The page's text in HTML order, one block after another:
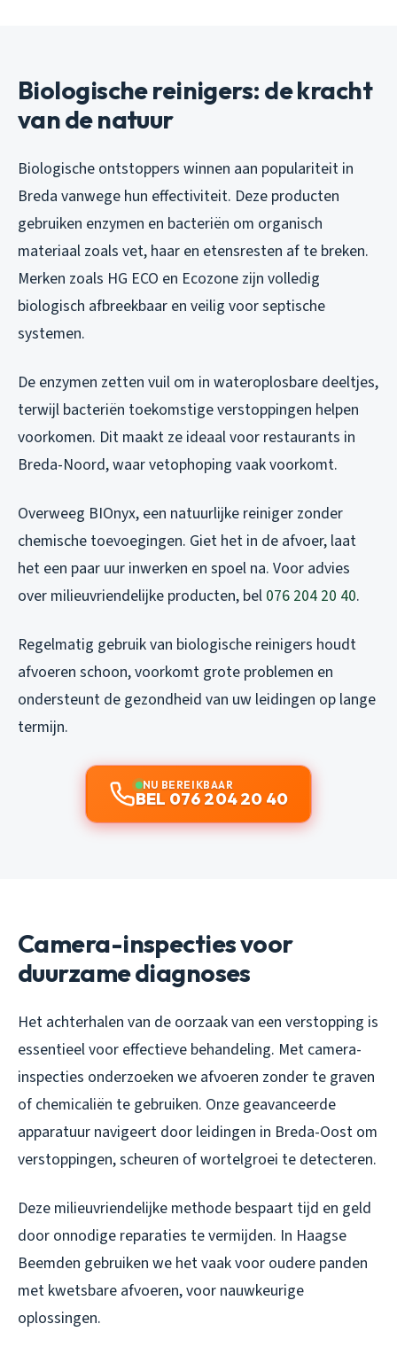
Biologische reinigers: de kracht
van de natuur
Biologische ontstoppers winnen aan populariteit in
Breda vanwege hun effectiviteit. Deze producten
gebruiken enzymen en bacteriën om organisch
materiaal zoals vet, haar en etensresten af te breken.
Merken zoals HG ECO en Ecozone zijn volledig
biologisch afbreekbaar en veilig voor septische
systemen.
De enzymen zetten vuil om in wateroplosbare deeltjes,
terwijl bacteriën toekomstige verstoppingen helpen
voorkomen. Dit maakt ze ideaal voor restaurants in
Breda-Noord, waar vetophoping vaak voorkomt.
Overweeg BIOnyx, een natuurlijke reiniger zonder
chemische toevoegingen. Giet het in de afvoer, laat
het een paar uur inwerken en spoel na. Voor advies
over milieuvriendelijke producten, bel 076 204 20 40.
Regelmatig gebruik van biologische reinigers houdt
afvoeren schoon, voorkomt grote problemen en
ondersteunt de gezondheid van uw leidingen op lange
termijn.
NU BEREIKBAAR
BEL 076 204 20 40
Camera-inspecties voor
duurzame diagnoses
Het achterhalen van de oorzaak van een verstopping is
essentieel voor effectieve behandeling. Met camera-
inspecties onderzoeken we afvoeren zonder te graven
of chemicaliën te gebruiken. Onze geavanceerde
apparatuur navigeert door leidingen in Breda-Oost om
verstoppingen, scheuren of wortelgroei te detecteren.
Deze milieuvriendelijke methode bespaart tijd en geld
door onnodige reparaties te vermijden. In Haagse
Beemden gebruiken we het vaak voor oudere panden
met kwetsbare afvoeren, voor nauwkeurige
oplossingen.